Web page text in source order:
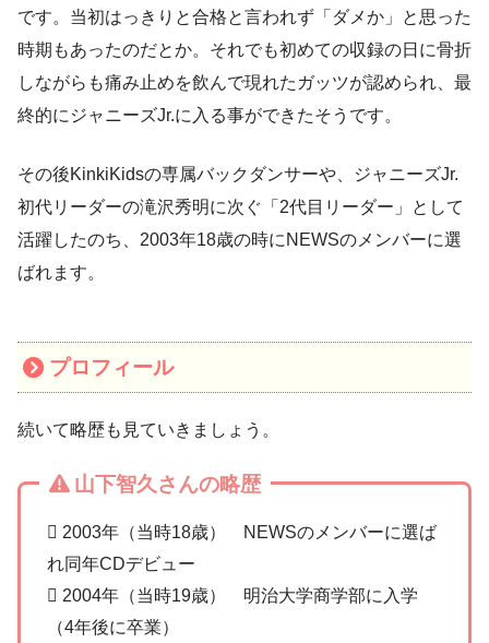
です。当初はっきりと合格と言われず「ダメか」と思った
時期もあったのだとか。それでも初めての収録の日に骨折
しながらも痛み止めを飲んで現れたガッツが認められ、最
終的にジャニーズJr.に入る事ができたそうです。
その後KinkiKidsの専属バックダンサーや、ジャニーズJr.
初代リーダーの滝沢秀明に次ぐ「2代目リーダー」として
活躍したのち、2003年18歳の時にNEWSのメンバーに選
ばれます。
プロフィール
続いて略歴も見ていきましょう。
山下智久さんの略歴
 2003年（当時18歳） NEWSのメンバーに選ば
れ同年CDデビュー
 2004年（当時19歳） 明治大学商学部に入学
（4年後に卒業）